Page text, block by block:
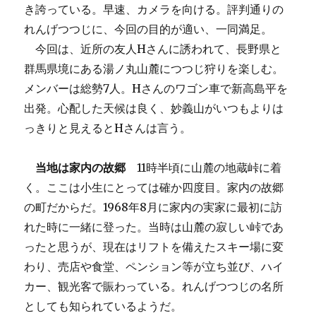
き誇っている。早速、カメラを向ける。評判通りの
れんげつつじに、今回の目的が適い、一同満足。
今回は、近所の友人Hさんに誘われて、長野県と
群馬県境にある湯ノ丸山麓につつじ狩りを楽しむ。
メンバーは総勢7人。Hさんのワゴン車で新高島平を
出発。心配した天候は良く、妙義山がいつもよりは
っきりと見えるとHさんは言う。
当地は家内の故郷 11時半頃に山麓の地蔵峠に着
く。ここは小生にとっては確か四度目。家内の故郷
の町だからだ。1968年8月に家内の実家に最初に訪
れた時に一緒に登った。当時は山麓の寂しい峠であ
ったと思うが、現在はリフトを備えたスキー場に変
わり、売店や食堂、ペンション等が立ち並び、ハイ
カー、観光客で賑わっている。れんげつつじの名所
としても知られているようだ。